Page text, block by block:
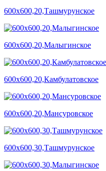
600х600,20,Ташмурунское
600х600,20,Малыгинское
600х600,20,Камбулатовское
600х600,20,Мансуровское
600х600,30,Ташмурунское